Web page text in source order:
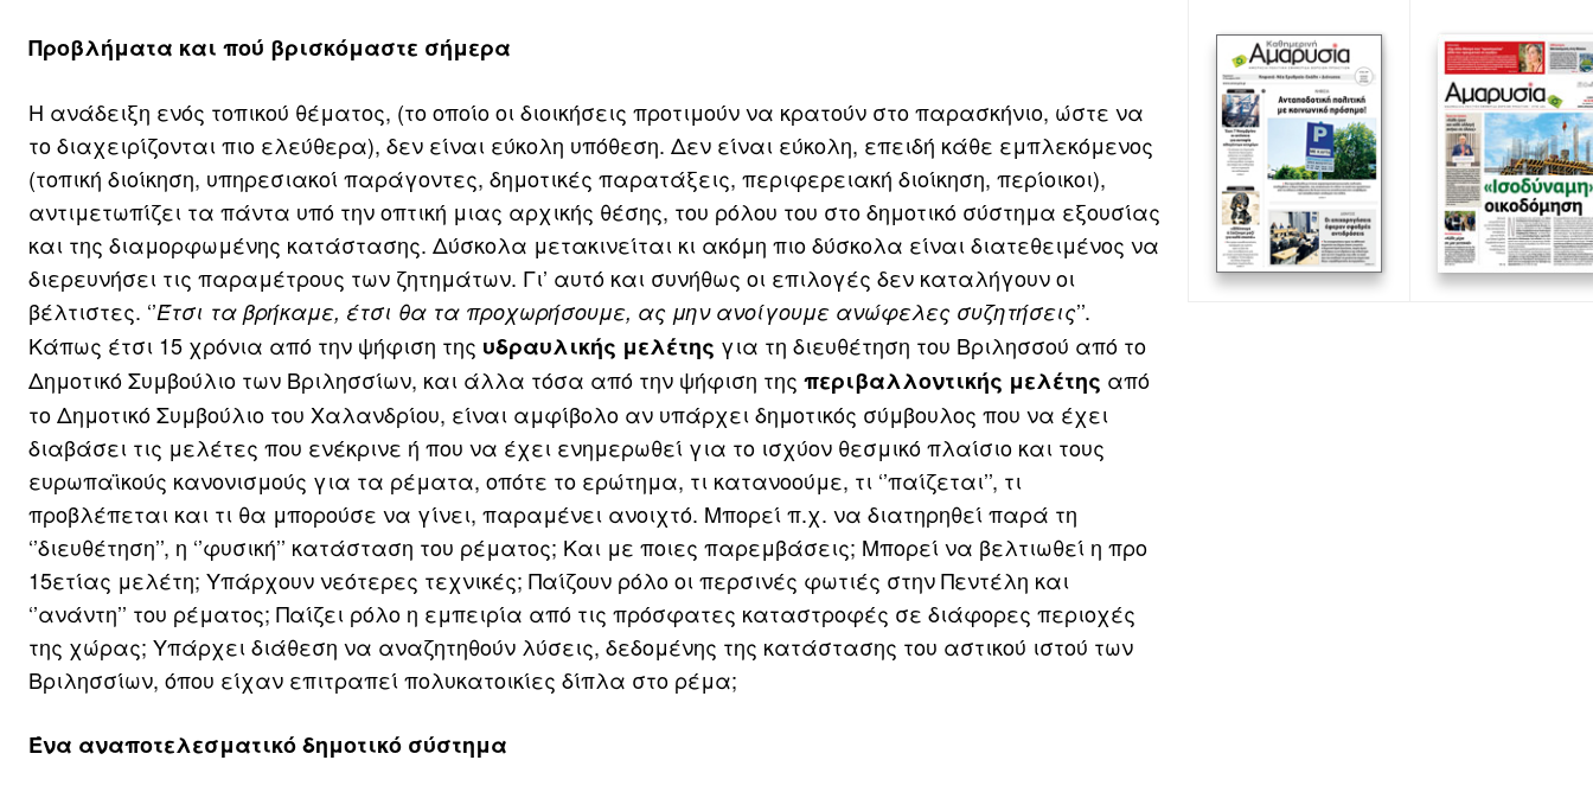
Προβλήματα και πού βρισκόμαστε σήμερα
Η ανάδειξη ενός τοπικού θέματος, (το οποίο οι διοικήσεις προτιμούν να κρατούν στο παρασκήνιο, ώστε να
το διαχειρίζονται πιο ελεύθερα), δεν είναι εύκολη υπόθεση. Δεν είναι εύκολη, επειδή κάθε εμπλεκόμενος
(τοπική διοίκηση, υπηρεσιακοί παράγοντες, δημοτικές παρατάξεις, περιφερειακή διοίκηση, περίοικοι),
αντιμετωπίζει τα πάντα υπό την οπτική μιας αρχικής θέσης, του ρόλου του στο δημοτικό σύστημα εξουσίας
και της διαμορφωμένης κατάστασης. Δύσκολα μετακινείται κι ακόμη πιο δύσκολα είναι διατεθειμένος να
διερευνήσει τις παραμέτρους των ζητημάτων. Γι’ αυτό και συνήθως οι επιλογές δεν καταλήγουν οι
βέλτιστες. ‘’Έτσι τα βρήκαμε, έτσι θα τα προχωρήσουμε, ας μην ανοίγουμε ανώφελες συζητήσεις’’.
Κάπως έτσι 15 χρόνια από την ψήφιση της υδραυλικής μελέτης για τη διευθέτηση του Βριλησσού από το
Δημοτικό Συμβούλιο των Βριλησσίων, και άλλα τόσα από την ψήφιση της περιβαλλοντικής μελέτης από
το Δημοτικό Συμβούλιο του Χαλανδρίου, είναι αμφίβολο αν υπάρχει δημοτικός σύμβουλος που να έχει
διαβάσει τις μελέτες που ενέκρινε ή που να έχει ενημερωθεί για το ισχύον θεσμικό πλαίσιο και τους
ευρωπαϊκούς κανονισμούς για τα ρέματα, οπότε το ερώτημα, τι κατανοούμε, τι ‘’παίζεται’’, τι
προβλέπεται και τι θα μπορούσε να γίνει, παραμένει ανοιχτό. Μπορεί π.χ. να διατηρηθεί παρά τη
‘’διευθέτηση’’, η ‘’φυσική’’ κατάσταση του ρέματος; Και με ποιες παρεμβάσεις; Μπορεί να βελτιωθεί η προ
15ετίας μελέτη; Υπάρχουν νεότερες τεχνικές; Παίζουν ρόλο οι περσινές φωτιές στην Πεντέλη και
‘’ανάντη’’ του ρέματος; Παίζει ρόλο η εμπειρία από τις πρόσφατες καταστροφές σε διάφορες περιοχές
της χώρας; Υπάρχει διάθεση να αναζητηθούν λύσεις, δεδομένης της κατάστασης του αστικού ιστού των
Βριλησσίων, όπου είχαν επιτραπεί πολυκατοικίες δίπλα στο ρέμα;
Ένα αναποτελεσματικό δημοτικό σύστημα